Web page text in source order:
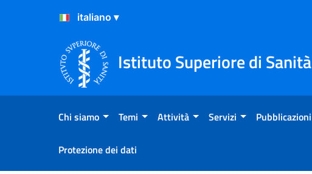
Salta al Contenuto
Salta al Footer
Istituto Superiore di Sanità
Chi siamo Temi Attività Servizi Pubblicazioni
Protezione dei dati